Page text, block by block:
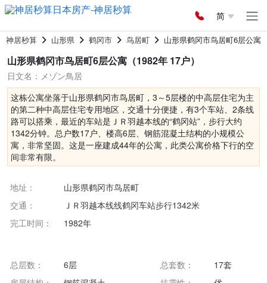
简
神居秒算 山形県 鹤冈市 鸟居町 山形県鹤冈市鸟居町6层公寓
山形県鹤冈市鸟居町6层公寓（1982年 17户）
日文名：メゾン鳥居
这栋公寓坐落于山形県鹤冈市鸟居町，3～5层楼的中高层住宅为主
的第二种中高层住宅专用地区，交通十分便捷，有3个车站、2条线
路可以搭乘，最近的车站是ＪＲ羽越本线的“鹤冈站”，步行大约
1342分钟。总户数17户、楼高6层、钢筋混凝土结构的小规模公
寓，非常坚固。这是一座建成44年的公寓，此类公寓价格下行的空
间非常有限。
地址：
山形県鹤冈市鸟居町
交通：
ＪＲ羽越本线线鹤冈车站步行1342米
完工时间：
1982年
总层数： 6层 总套数：
17套